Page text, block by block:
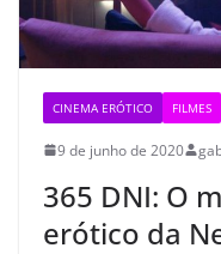
CINEMA ERÓTICO FILMES
9 de junho de 2020
365 DNI: O
erótico da